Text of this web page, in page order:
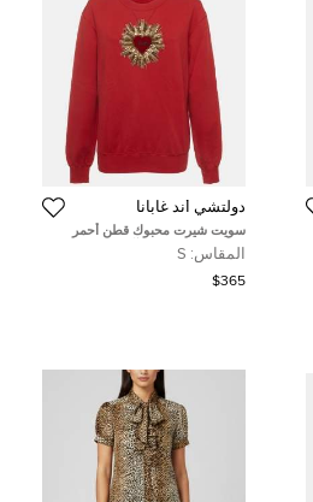
دولتشي أند غابانا
سويت شيرت محبوك قطن أحمر
بتزيين قلب دولتشي آند غابانا مقاس
صغير
المقاس: S
$365